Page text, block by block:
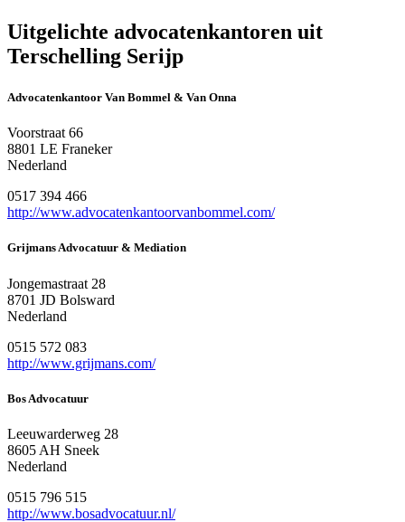
Uitgelichte advocatenkantoren uit
Terschelling Serijp
Advocatenkantoor Van Bommel & Van Onna
Voorstraat 66
8801 LE Franeker
Nederland
0517 394 466
http://www.advocatenkantoorvanbommel.com/
Grijmans Advocatuur & Mediation
Jongemastraat 28
8701 JD Bolsward
Nederland
0515 572 083
http://www.grijmans.com/
Bos Advocatuur
Leeuwarderweg 28
8605 AH Sneek
Nederland
0515 796 515
http://www.bosadvocatuur.nl/